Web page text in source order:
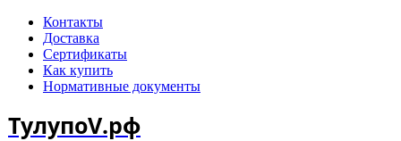
Контакты
Доставка
Сертификаты
Как купить
Нормативные документы
ТулупоV.рф